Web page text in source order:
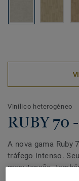
Vinílico heterogéneo
RUBY 70
A nova gama Ruby
tráfego intenso.
manutenção,